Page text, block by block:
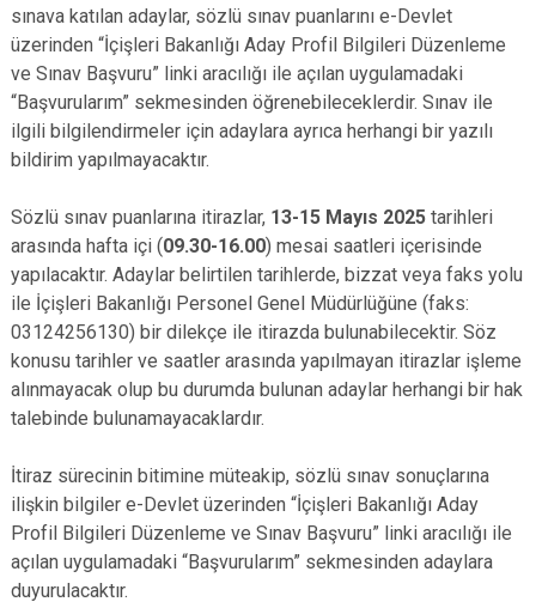
sınava katılan adaylar, sözlü sınav puanlarını e-Devlet
üzerinden “İçişleri Bakanlığı Aday Profil Bilgileri Düzenleme
ve Sınav Başvuru” linki aracılığı ile açılan uygulamadaki
“Başvurularım” sekmesinden öğrenebileceklerdir. Sınav ile
ilgili bilgilendirmeler için adaylara ayrıca herhangi bir yazılı
bildirim yapılmayacaktır.
Sözlü sınav puanlarına itirazlar, 13-15 Mayıs 2025 tarihleri
arasında hafta içi (09.30-16.00) mesai saatleri içerisinde
yapılacaktır. Adaylar belirtilen tarihlerde, bizzat veya faks yolu
ile İçişleri Bakanlığı Personel Genel Müdürlüğüne (faks:
03124256130) bir dilekçe ile itirazda bulunabilecektir. Söz
konusu tarihler ve saatler arasında yapılmayan itirazlar işleme
alınmayacak olup bu durumda bulunan adaylar herhangi bir hak
talebinde bulunamayacaklardır.
İtiraz sürecinin bitimine müteakip, sözlü sınav sonuçlarına
ilişkin bilgiler e-Devlet üzerinden “İçişleri Bakanlığı Aday
Profil Bilgileri Düzenleme ve Sınav Başvuru” linki aracılığı ile
açılan uygulamadaki “Başvurularım” sekmesinden adaylara
duyurulacaktır.